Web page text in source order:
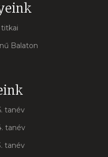
Balaton
tanév
tanév
tanév